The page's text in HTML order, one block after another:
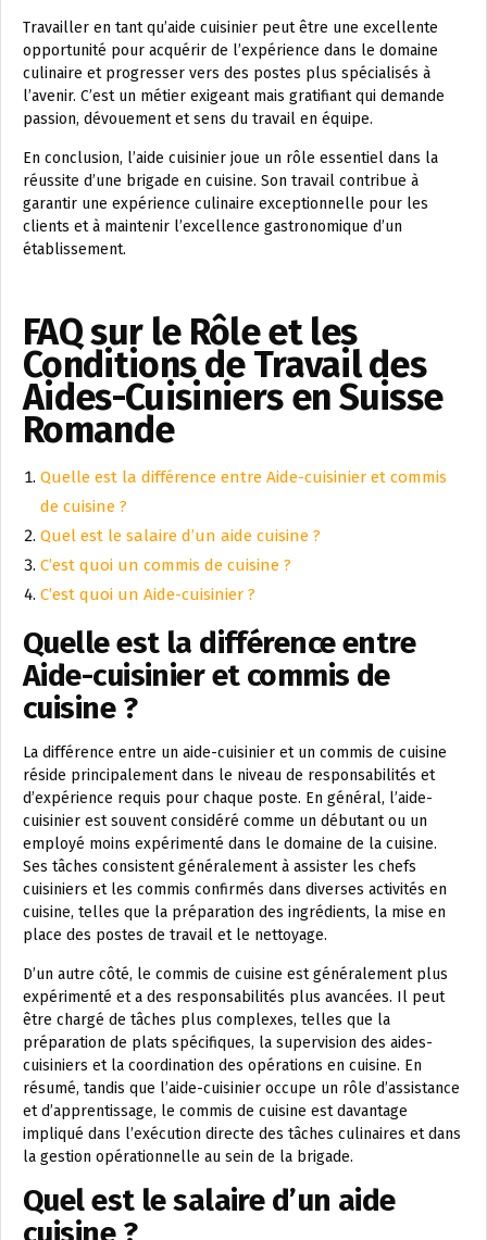
Travailler en tant qu’aide cuisinier peut être une excellente
opportunité pour acquérir de l’expérience dans le domaine
culinaire et progresser vers des postes plus spécialisés à
l’avenir. C’est un métier exigeant mais gratifiant qui demande
passion, dévouement et sens du travail en équipe.
En conclusion, l’aide cuisinier joue un rôle essentiel dans la
réussite d’une brigade en cuisine. Son travail contribue à
garantir une expérience culinaire exceptionnelle pour les
clients et à maintenir l’excellence gastronomique d’un
établissement.
FAQ sur le Rôle et les
Conditions de Travail des
Aides-Cuisiniers en Suisse
Romande
Quelle est la différence entre Aide-cuisinier et commis
de cuisine ?
Quel est le salaire d’un aide cuisine ?
C’est quoi un commis de cuisine ?
C’est quoi un Aide-cuisinier ?
Quelle est la différence entre
Aide-cuisinier et commis de
cuisine ?
La différence entre un aide-cuisinier et un commis de cuisine
réside principalement dans le niveau de responsabilités et
d’expérience requis pour chaque poste. En général, l’aide-
cuisinier est souvent considéré comme un débutant ou un
employé moins expérimenté dans le domaine de la cuisine.
Ses tâches consistent généralement à assister les chefs
cuisiniers et les commis confirmés dans diverses activités en
cuisine, telles que la préparation des ingrédients, la mise en
place des postes de travail et le nettoyage.
D’un autre côté, le commis de cuisine est généralement plus
expérimenté et a des responsabilités plus avancées. Il peut
être chargé de tâches plus complexes, telles que la
préparation de plats spécifiques, la supervision des aides-
cuisiniers et la coordination des opérations en cuisine. En
résumé, tandis que l’aide-cuisinier occupe un rôle d’assistance
et d’apprentissage, le commis de cuisine est davantage
impliqué dans l’exécution directe des tâches culinaires et dans
la gestion opérationnelle au sein de la brigade.
Quel est le salaire d’un aide